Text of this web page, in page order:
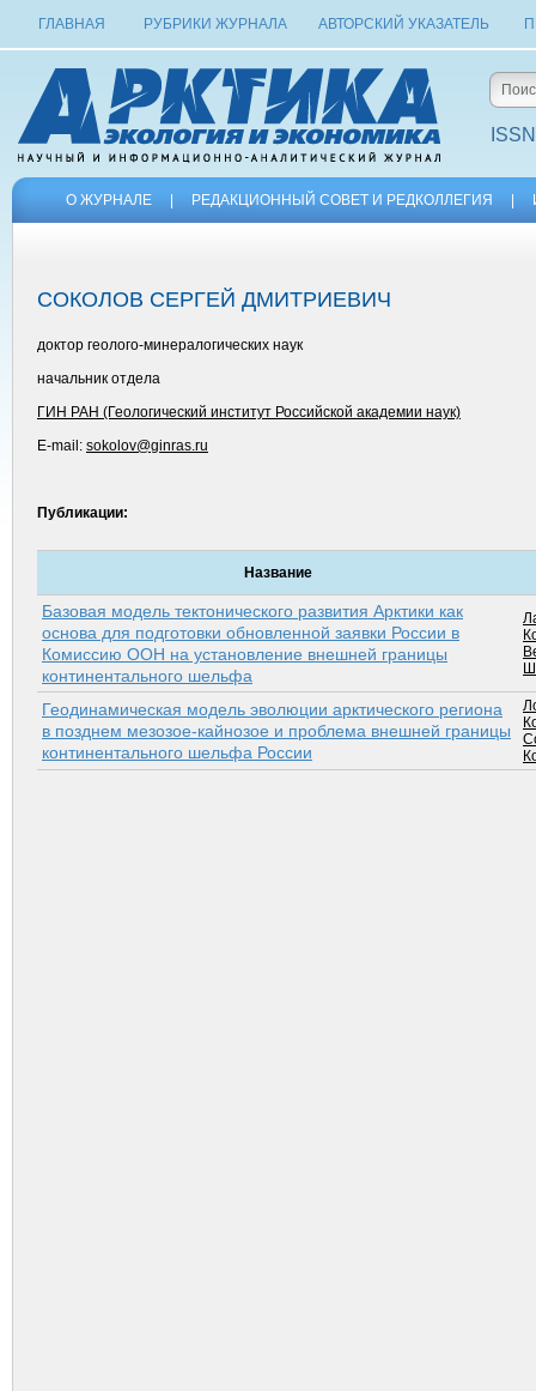
ГЛАВНАЯ РУБРИКИ ЖУРНАЛА АВТОРСКИЙ УКАЗАТЕЛЬ
О ЖУРНАЛЕ РЕДАКЦИОННЫЙ СОВЕТ И РЕДКОЛЛЕГИЯ
СОКОЛОВ СЕРГЕЙ ДМИТРИЕВИЧ
доктор геолого-минералогических наук
начальник отдела
ГИН РАН (Геологический институт Российской академии наук)
E-mail: sokolov@ginras.ru
Публикации:
Название
Базовая модель тектонического развития Арктики как
основа для подготовки обновленной заявки России в
Комиссию ООН на установление внешней границы
континентального шельфа
Геодинамическая модель эволюции арктического региона
в позднем мезозое-кайнозое и проблема внешней границы
континентального шельфа России